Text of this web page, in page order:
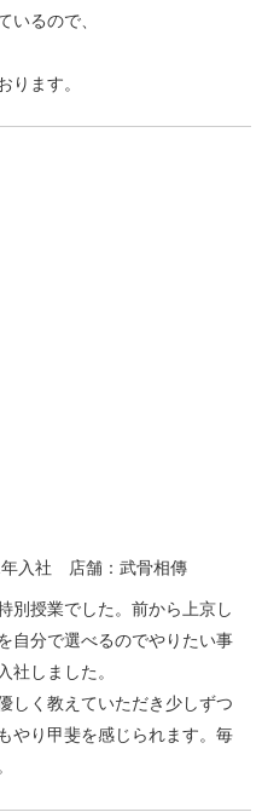
いるので、
ります。
入社 店舗：武骨相傳
別授業でした。前から上京し
自分で選べるのでやりたい事
社しました。
しく教えていただき少しずつ
やり甲斐を感じられます。毎